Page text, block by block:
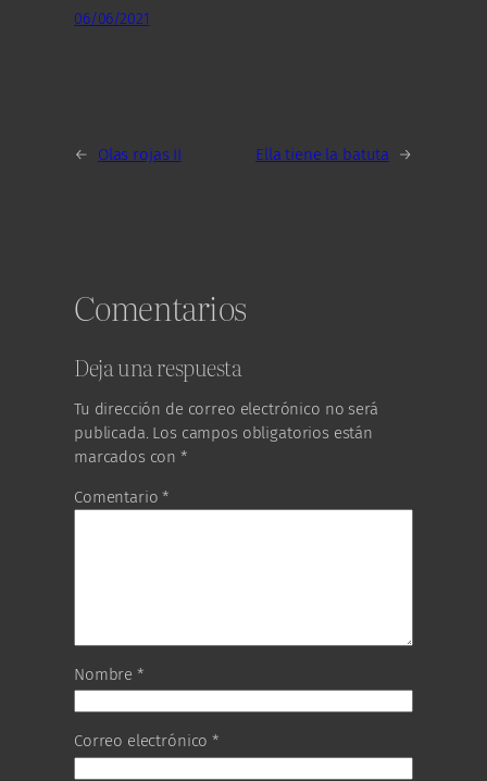
06/06/2021
← Olas rojas II Ella tiene la batuta →
Comentarios
Deja una respuesta
Tu dirección de correo electrónico no será
publicada. Los campos obligatorios están
marcados con*
Comentario*
Nombre *
Correo electrónico*